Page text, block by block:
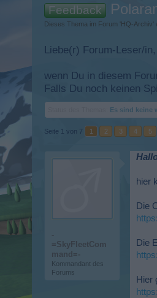
Feedback
Dieses Thema im Forum ' HQ-Archiv
Liebe(r) Forum-Leser/in,
wenn Du in diesem
Falls Du noch keinen
Es sind keine
Seite 1 von 7 1 2 3 4 5
-
=SkyFleetCom
mand=-
Kommandant des
Forums
hier
Die
Die
Hier